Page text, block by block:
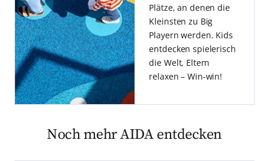
Plätze, an denen die
Kleinsten zu Big
Playern werden. Kids
entdecken spielerisch
die Welt, Eltern
relaxen – Win-win!
Noch mehr AIDA entdecken